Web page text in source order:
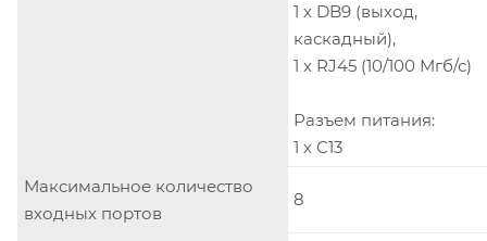
1 х DB9 (выход,
каскадный),
1 х RJ45 (10/100 Мгб/с)
Разъем питания:
1 х С13
Максимальное количество
входных портов
8